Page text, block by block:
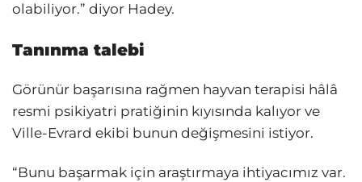
olabiliyor.” diyor Hadey.
Tanınma talebi
Görünür başarısına rağmen hayvan terapisi hâlâ
resmi psikiyatri pratiğinin kıyısında kalıyor ve
Ville-Evrard ekibi bunun değişmesini istiyor.
“Bunu başarmak için araştırmaya ihtiyacımız var.